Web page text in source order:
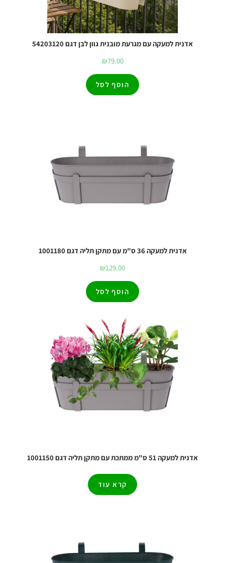
אדנית למעקה עם מגרעת מובנית גוון לבן דגם 54203120
₪79.00
הוסף לסל
אדנית למעקה 36 ס"מ עם מתקן תליה דגם 1001180
₪129.00
הוסף לסל
אדנית למעקה 51 ס"מ ממתכת עם מתקן תליה דגם 1001150
קרא עוד